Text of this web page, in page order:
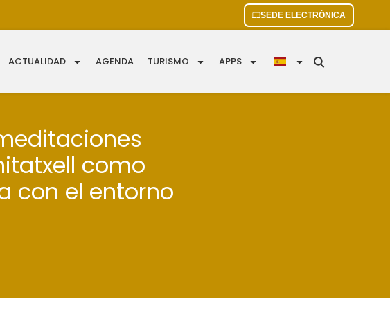
SEDE ELECTRÓNICA
ACTUALIDAD AGENDA TURISMO APPS
como
con el entorno